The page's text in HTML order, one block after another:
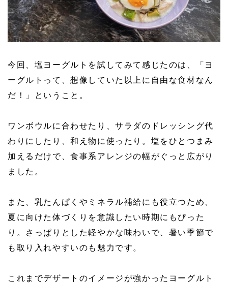
今回、塩ヨーグルトを試してみて感じたのは、「ヨ
ーグルトって、想像していた以上に自由な食材なん
だ！」ということ。
ワンボウルに合わせたり、サラダのドレッシング代
わりにしたり、和え物に使ったり。塩をひとつまみ
加えるだけで、食事系アレンジの幅がぐっと広がり
ました。
また、乳たんぱくやミネラル補給にも役立つため、
夏に向けた体づくりを意識したい時期にもぴった
り。さっぱりとした軽やかな味わいで、暑い季節で
も取り入れやすいのも魅力です。
これまでデザートのイメージが強かったヨーグルト